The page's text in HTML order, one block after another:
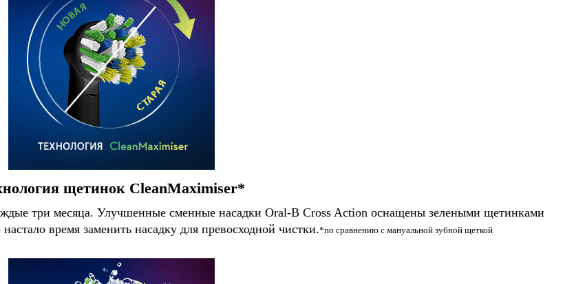
щетинок CleanMaximiser*
три месяца. Улучшенные сменные насадки Oral-B Cross Action оснащены зелеными щетинками
время заменить насадку для превосходной чистки.*по сравнению с мануальной зубной щеткой